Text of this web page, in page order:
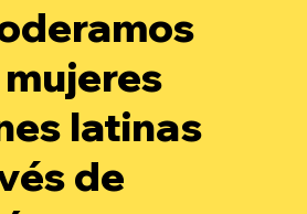
latinas
de